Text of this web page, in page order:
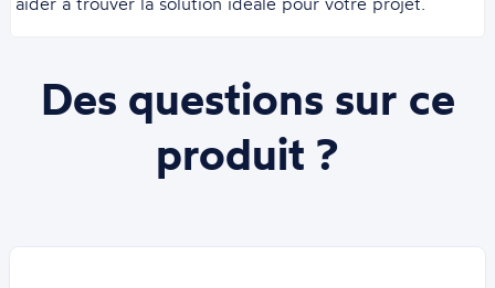
Des questions sur ce
produit ?